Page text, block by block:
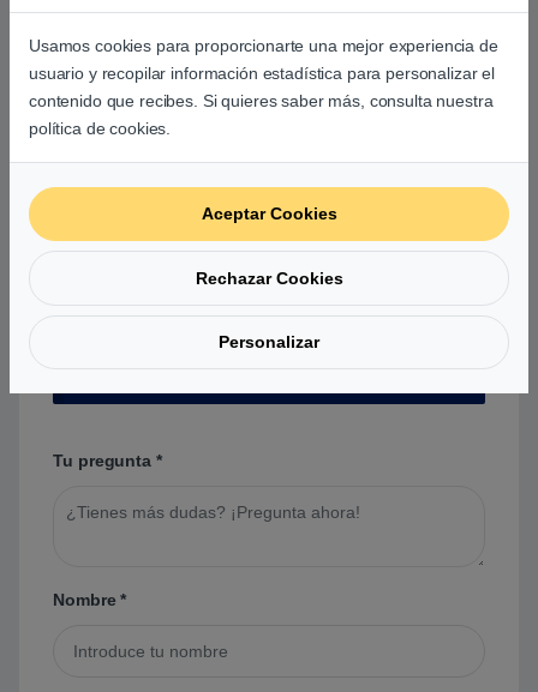
Aún no hay reseñas.
Preguntas y respuestas de los
usuarios sobre este producto
No hay preguntas aún. Sé el primero en hacer
una pregunta acerca de este producto.
Tu pregunta *
Nombre*
Usamos cookies para proporcionarte una mejor experiencia de
usuario y recopilar información estadística para personalizar el
contenido que recibes. Si quieres saber más, consulta nuestra
política de cookies.
Aceptar Cookies
Rechazar Cookies
Personalizar